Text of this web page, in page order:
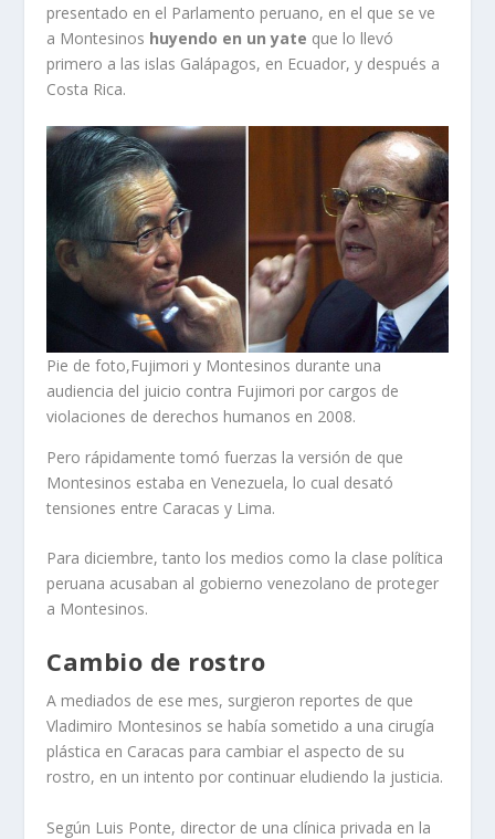
presentado en el Parlamento peruano, en el que se ve
a Montesinos huyendo en un yate que lo llevó
primero a las islas Galápagos, en Ecuador, y después a
Costa Rica.
Pie de foto,Fujimori y Montesinos durante una
audiencia del juicio contra Fujimori por cargos de
violaciones de derechos humanos en 2008.
Pero rápidamente tomó fuerzas la versión de que
Montesinos estaba en Venezuela, lo cual desató
tensiones entre Caracas y Lima.
Para diciembre, tanto los medios como la clase política
peruana acusaban al gobierno venezolano de proteger
a Montesinos.
Cambio de rostro
A mediados de ese mes, surgieron reportes de que
Vladimiro Montesinos se había sometido a una cirugía
plástica en Caracas para cambiar el aspecto de su
rostro, en un intento por continuar eludiendo la justicia.
Según Luis Ponte, director de una clínica privada en la